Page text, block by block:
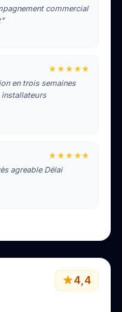
commercial
★★★★★
en trois semaines
★★★★★
agreable Délai
4,4